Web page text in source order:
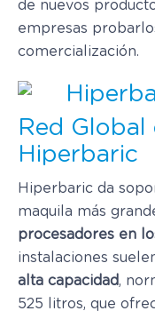
de nuevos
empresas
comercialización.
Red Global
Hiperbaric
Hiperbaric da
maquila más
procesadores en
instalaciones
alta capacidad,
525 litros, que